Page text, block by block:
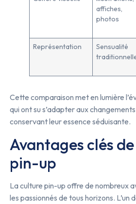
affiches,
photos
Représentation
Sensualité
Cette comparaison met en lumière
qui ont su s’adapter aux
conservant leur essence séduisante.
Avantages clés
pin-up
La culture pin-up offre de nombreux
les passionnés de tous horizons. L’un